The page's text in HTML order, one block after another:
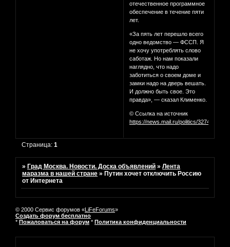
отечественное программное
обеспечение в течение пяти
лет.
«За пять лет перешло всего
одно ведомство — ФССП. Я
не хочу употреблять слово
саботаж. Но нам показали
наглядно, что надо
заботиться о своем доме и
замки надо на дверь вешать.
И должно быть свое. Это
правда», — сказал Клименко.
© Ссылка на источник
https://news.mail.ru/politics/32749813
Страница:1
»Град Москва. Новости. Доска объявлений »Лента
маразма в нашей стране »Путин хочет отключить Россию
от Интернета
© 2000 Сервис форумов «LiFeForums»
Создать форум бесплатно
* Пожаловаться на форум * Политика конфиденциальности